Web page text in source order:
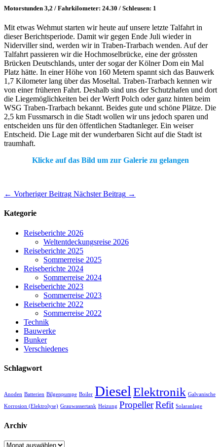
Motorstunden 3,2 / Fahrkilometer: 24.30 / Schleusen: 1
Mit etwas Wehmut starten wir heute auf unsere letzte Talfahrt in
dieser Berichtsperiode. Damit wir gegen Ende Juli wieder in
Niderviller sind, werden wir in Traben-Trarbach wenden. Auf der
Talfahrt passieren wir die Hochmoselbrücke, eine der grössten
Brücken Deutschlands, unter der sogar der Kölner Dom ein Mal
Platz hätte. In einer Höhe von 160 Metern spannt sich das Bauwerk
1,7 Kilometer lang über das Moseltal. Traben-Trarbach kennen wir
von einer früheren Fahrt. Deshalb sind uns der Schutzhafen und dort
die Liegemöglichkeiten bei der Werft Polch oder ganz hinten beim
WSG Traben-Trarbach bekannt. Beides gute und schöne Plätze. Die
2,5 km Fussmarsch in die Stadt wollen wir uns jedoch sparen und
entscheiden uns für den öffentlichen Stadtanleger. Ein weiser
Entscheid. Die Lage mit der wunderbaren Sicht auf die Stadt ist
traumhaft.
Klicke auf das Bild um zur Galerie zu gelangen
← Vorheriger Beitrag Nächster Beitrag →
Kategorie
Reiseberichte 2026
Weltentdeckungsreise 2026
Reiseberichte 2025
Sommerreise 2025
Reiseberichte 2024
Sommerreise 2024
Reiseberichte 2023
Sommerreise 2023
Reiseberichte 2022
Sommerreise 2022
Technik
Bauwerke
Bunker
Verschiedenes
Schlagwort
Anoden Batterien Bilgenpumpe Boiler Diesel Elektronik Galvanische
Korrosion (Elektrolyse) Grauwassertank Heizung PropellerRefit Solaranlage
Archiv
Archiv